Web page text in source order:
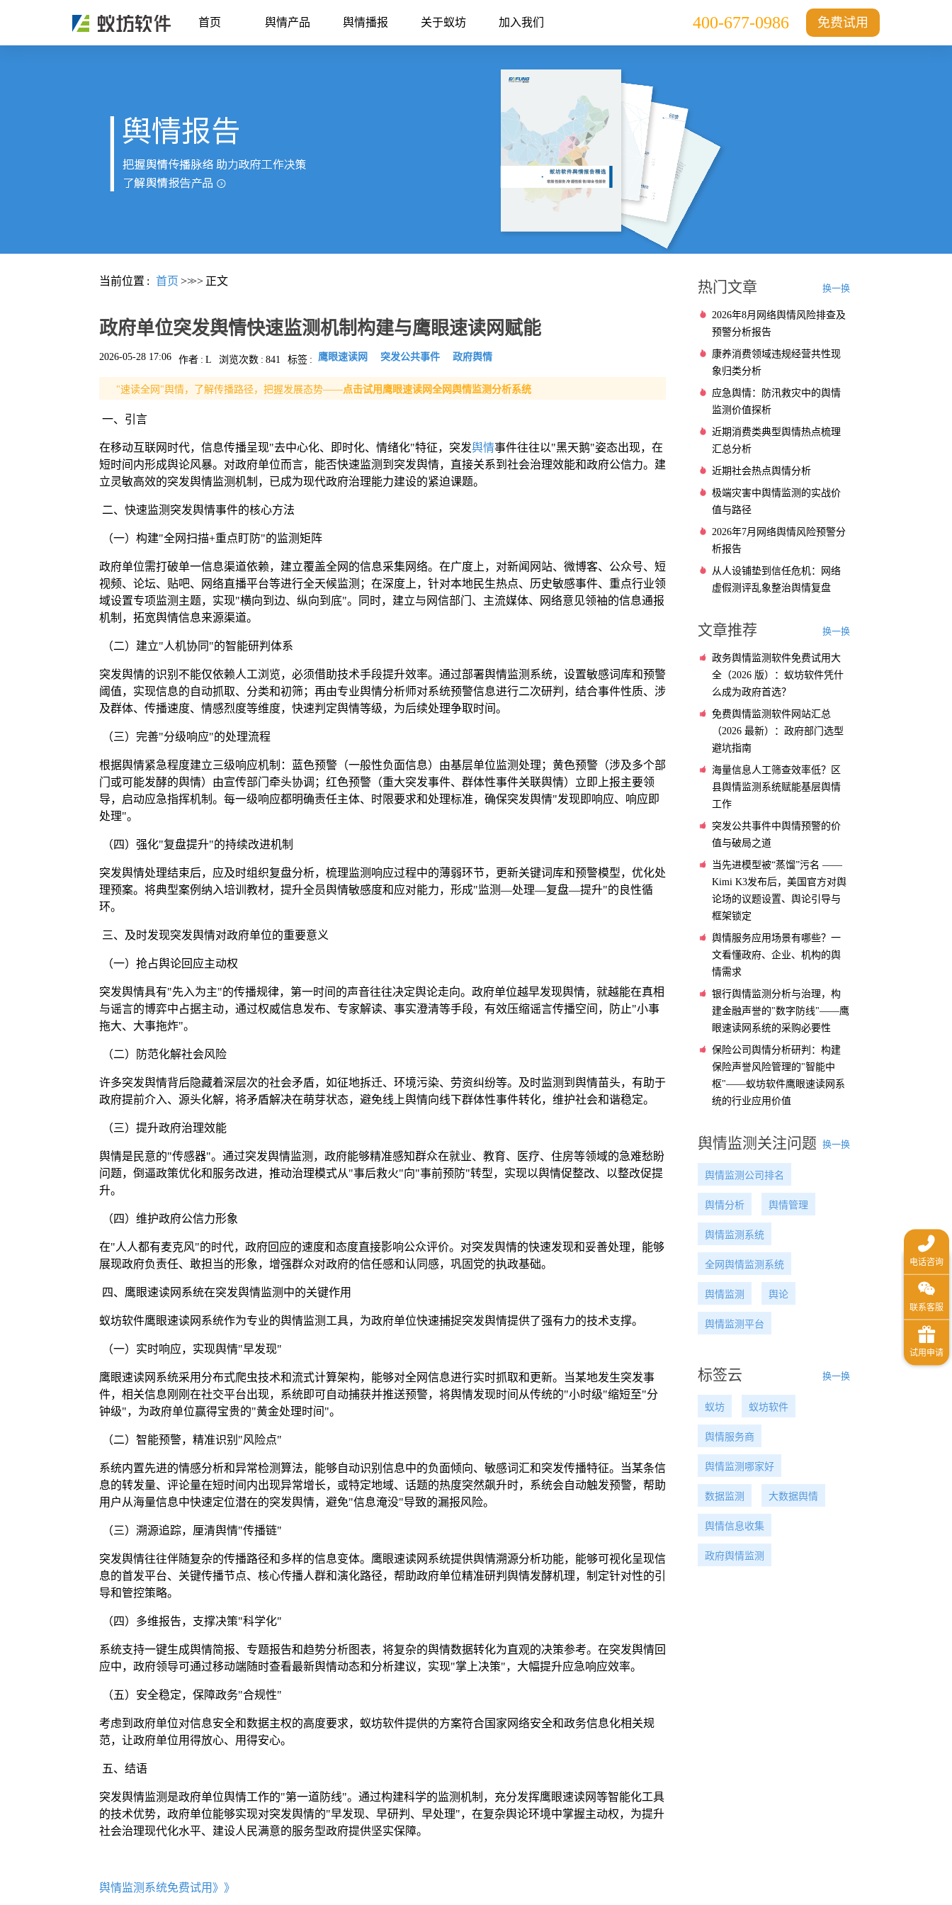
首页 舆情产品 舆情播报 关于蚁坊 加入我们 免费试用
400-677-0986
当前位置 : 首页 >>>> 正文
政府单位突发舆情快速监测机制构建与鹰眼速读网赋能
2026-05-28 17:06 作者 : L 浏览次数 : 841 标签 : 政府舆情
突发公共事件
鹰眼速读网
"速读全网"舆情，了解传播路径，把握发展态势——点击试用鹰眼速读网全网舆情监测分析系统
一、引言
在移动互联网时代，信息传播呈现"去中心化、即时化、情绪化"特征，突发舆情事件往往以"黑天鹅"姿态出现，在
短时间内形成舆论风暴。对政府单位而言，能否快速监测到突发舆情，直接关系到社会治理效能和政府公信力。建
立灵敏高效的突发舆情监测机制，已成为现代政府治理能力建设的紧迫课题。
二、快速监测突发舆情事件的核心方法
（一）构建"全网扫描+重点盯防"的监测矩阵
政府单位需打破单一信息渠道依赖，建立覆盖全网的信息采集网络。在广度上，对新闻网站、微博客、公众号、短
视频、论坛、贴吧、网络直播平台等进行全天候监测；在深度上，针对本地民生热点、历史敏感事件、重点行业领
域设置专项监测主题，实现"横向到边、纵向到底"。同时，建立与网信部门、主流媒体、网络意见领袖的信息通报
机制，拓宽舆情信息来源渠道。
（二）建立"人机协同"的智能研判体系
突发舆情的识别不能仅依赖人工浏览，必须借助技术手段提升效率。通过部署舆情监测系统，设置敏感词库和预警
阈值，实现信息的自动抓取、分类和初筛；再由专业舆情分析师对系统预警信息进行二次研判，结合事件性质、涉
及群体、传播速度、情感烈度等维度，快速判定舆情等级，为后续处理争取时间。
（三）完善"分级响应"的处理流程
根据舆情紧急程度建立三级响应机制：蓝色预警（一般性负面信息）由基层单位监测处理；黄色预警（涉及多个部
门或可能发酵的舆情）由宣传部门牵头协调；红色预警（重大突发事件、群体性事件关联舆情）立即上报主要领
导，启动应急指挥机制。每一级响应都明确责任主体、时限要求和处理标准，确保突发舆情"发现即响应、响应即
处理"。
（四）强化"复盘提升"的持续改进机制
突发舆情处理结束后，应及时组织复盘分析，梳理监测响应过程中的薄弱环节，更新关键词库和预警模型，优化处
理预案。将典型案例纳入培训教材，提升全员舆情敏感度和应对能力，形成"监测—处理—复盘—提升"的良性循
环。
三、及时发现突发舆情对政府单位的重要意义
（一）抢占舆论回应主动权
突发舆情具有"先入为主"的传播规律，第一时间的声音往往决定舆论走向。政府单位越早发现舆情，就越能在真相
与谣言的博弈中占据主动，通过权威信息发布、专家解读、事实澄清等手段，有效压缩谣言传播空间，防止"小事
拖大、大事拖炸"。
（二）防范化解社会风险
许多突发舆情背后隐藏着深层次的社会矛盾，如征地拆迁、环境污染、劳资纠纷等。及时监测到舆情苗头，有助于
政府提前介入、源头化解，将矛盾解决在萌芽状态，避免线上舆情向线下群体性事件转化，维护社会和谐稳定。
（三）提升政府治理效能
舆情是民意的"传感器"。通过突发舆情监测，政府能够精准感知群众在就业、教育、医疗、住房等领域的急难愁盼
问题，倒逼政策优化和服务改进，推动治理模式从"事后救火"向"事前预防"转型，实现以舆情促整改、以整改促提
升。
（四）维护政府公信力形象
在"人人都有麦克风"的时代，政府回应的速度和态度直接影响公众评价。对突发舆情的快速发现和妥善处理，能够
展现政府负责任、敢担当的形象，增强群众对政府的信任感和认同感，巩固党的执政基础。
四、鹰眼速读网系统在突发舆情监测中的关键作用
蚁坊软件鹰眼速读网系统作为专业的舆情监测工具，为政府单位快速捕捉突发舆情提供了强有力的技术支撑。
（一）实时响应，实现舆情"早发现"
鹰眼速读网系统采用分布式爬虫技术和流式计算架构，能够对全网信息进行实时抓取和更新。当某地发生突发事
件，相关信息刚刚在社交平台出现，系统即可自动捕获并推送预警，将舆情发现时间从传统的"小时级"缩短至"分
钟级"，为政府单位赢得宝贵的"黄金处理时间"。
（二）智能预警，精准识别"风险点"
系统内置先进的情感分析和异常检测算法，能够自动识别信息中的负面倾向、敏感词汇和突发传播特征。当某条信
息的转发量、评论量在短时间内出现异常增长，或特定地域、话题的热度突然飙升时，系统会自动触发预警，帮助
用户从海量信息中快速定位潜在的突发舆情，避免"信息淹没"导致的漏报风险。
（三）溯源追踪，厘清舆情"传播链"
突发舆情往往伴随复杂的传播路径和多样的信息变体。鹰眼速读网系统提供舆情溯源分析功能，能够可视化呈现信
息的首发平台、关键传播节点、核心传播人群和演化路径，帮助政府单位精准研判舆情发酵机理，制定针对性的引
导和管控策略。
（四）多维报告，支撑决策"科学化"
系统支持一键生成舆情简报、专题报告和趋势分析图表，将复杂的舆情数据转化为直观的决策参考。在突发舆情回
应中，政府领导可通过移动端随时查看最新舆情动态和分析建议，实现"掌上决策"，大幅提升应急响应效率。
（五）安全稳定，保障政务"合规性"
考虑到政府单位对信息安全和数据主权的高度要求，蚁坊软件提供的方案符合国家网络安全和政务信息化相关规
范，让政府单位用得放心、用得安心。
五、结语
突发舆情监测是政府单位舆情工作的"第一道防线"。通过构建科学的监测机制，充分发挥鹰眼速读网等智能化工具
的技术优势，政府单位能够实现对突发舆情的"早发现、早研判、早处理"，在复杂舆论环境中掌握主动权，为提升
社会治理现代化水平、建设人民满意的服务型政府提供坚实保障。
舆情监测系统免费试用》》
热门文章 换一换
2026年8月网络舆情风险排查及
预警分析报告
康养消费领域违规经营共性现
象归类分析
应急舆情：防汛救灾中的舆情
监测价值探析
近期消费类典型舆情热点梳理
汇总分析
近期社会热点舆情分析
极端灾害中舆情监测的实战价
值与路径
2026年7月网络舆情风险预警分
析报告
从人设铺垫到信任危机：网络
虚假测评乱象整治舆情复盘
文章推荐 换一换
政务舆情监测软件免费试用大
全（2026 版）：蚁坊软件凭什
么成为政府首选？
免费舆情监测软件网站汇总
（2026 最新）：政府部门选型
避坑指南
海量信息人工筛查效率低？区
县舆情监测系统赋能基层舆情
工作
突发公共事件中舆情预警的价
值与破局之道
当先进模型被“蒸馏”污名 ——
Kimi K3发布后，美国官方对舆
论场的议题设置、舆论引导与
框架锁定
舆情服务应用场景有哪些？一
文看懂政府、企业、机构的舆
情需求
银行舆情监测分析与治理，构
建金融声誉的"数字防线"——鹰
眼速读网系统的采购必要性
保险公司舆情分析研判：构建
保险声誉风险管理的"智能中
枢"——蚁坊软件鹰眼速读网系
统的行业应用价值
舆情监测关注问题 换一换
舆情监测公司排名
舆情分析 舆情管理
舆情监测系统
全网舆情监测系统
舆情监测 舆论
舆情监测平台
标签云 换一换
蚁坊 蚁坊软件
舆情服务商
舆情监测哪家好
数据监测 大数据舆情
舆情信息收集
政府舆情监测